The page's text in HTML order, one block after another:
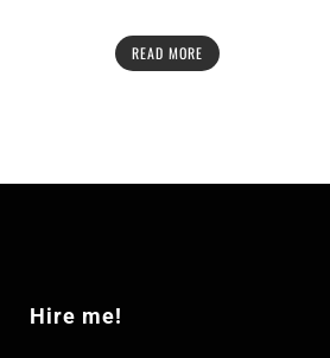
READ MORE
Hire me!